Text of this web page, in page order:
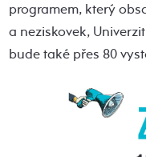
programem, který
a neziskovek,
bude také přes 80